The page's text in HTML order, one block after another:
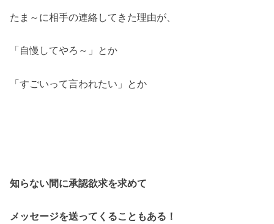
たま～に相手の連絡してきた理由が、
「自慢してやろ～」とか
「すごいって言われたい」とか
知らない間に承認欲求を求めて
メッセージを送ってくることもある！